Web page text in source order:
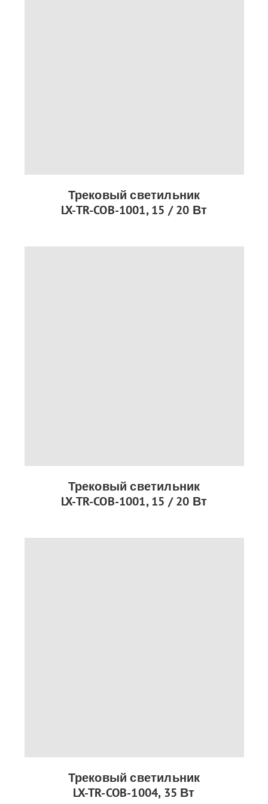
Трековый светильник
LX-TR-COB-1001, 15 / 20 Вт
Трековый светильник
LX-TR-COB-1001, 15 / 20 Вт
Трековый светильник
LX-TR-COB-1004, 35 Вт